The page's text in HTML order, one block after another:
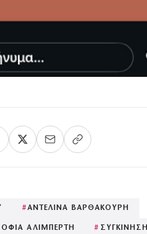
#ΑΝΤΕΛΙΝΑ ΒΑΡΘΑΚΟΥΡΗ
ΑΛΙΜΠΕΡΤΗ # ΣΥΓΚΙΝΗΣΗ